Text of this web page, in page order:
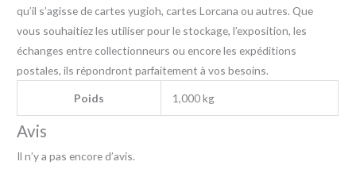
qu’il s’agisse de cartes yugioh, cartes Lorcana ou autres. Que
vous souhaitiez les utiliser pour le stockage, l’exposition, les
échanges entre collectionneurs ou encore les expéditions
postales, ils répondront parfaitement à vos besoins.
Poids 1,000 kg
Avis
Il n’y a pas encore d’avis.